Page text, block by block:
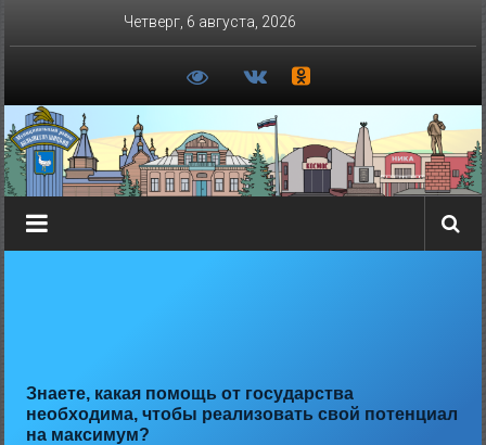
Четверг, 6 августа, 2026
Знаете, какая помощь от государства
необходима, чтобы реализовать свой потенциал
на максимум?